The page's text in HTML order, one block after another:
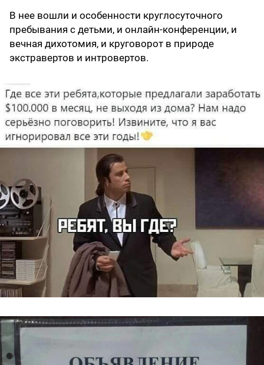
В нее вошли и особенности круглосуточного
пребывания с детьми, и онлайн-конференции, и
вечная дихотомия, и круговорот в природе
экстравертов и интровертов.